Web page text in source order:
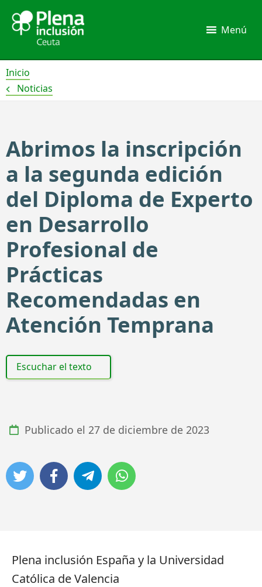
contenido
Menú
Inicio
Noticias
Abrimos la inscripción
a la segunda edición
del Diploma de Experto
en Desarrollo
Profesional de
Prácticas
Recomendadas en
Atención Temprana
Escuchar el texto
Publicado el 27 de diciembre de 2023
Plena inclusión España y la Universidad
Católica de Valencia